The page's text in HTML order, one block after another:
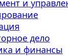
и
дело
и финансы